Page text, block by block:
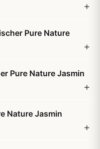
Pure Nature
Pure Nature Jasmin
Nature Jasmin